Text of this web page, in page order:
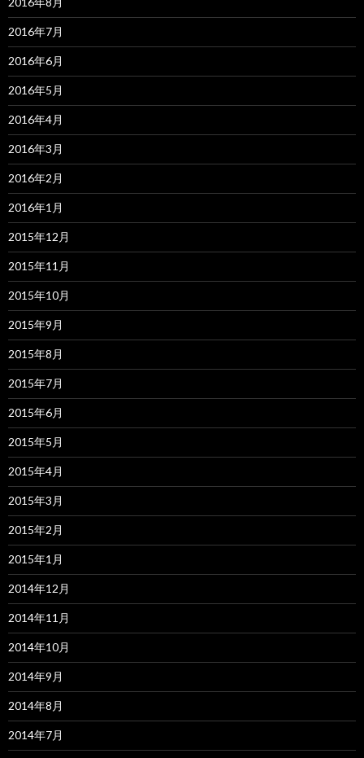
2016年7月
2016年6月
2016年5月
2016年4月
2016年3月
2016年2月
2016年1月
2015年12月
2015年11月
2015年10月
2015年9月
2015年8月
2015年7月
2015年6月
2015年5月
2015年4月
2015年3月
2015年2月
2015年1月
2014年12月
2014年11月
2014年10月
2014年9月
2014年8月
2014年7月